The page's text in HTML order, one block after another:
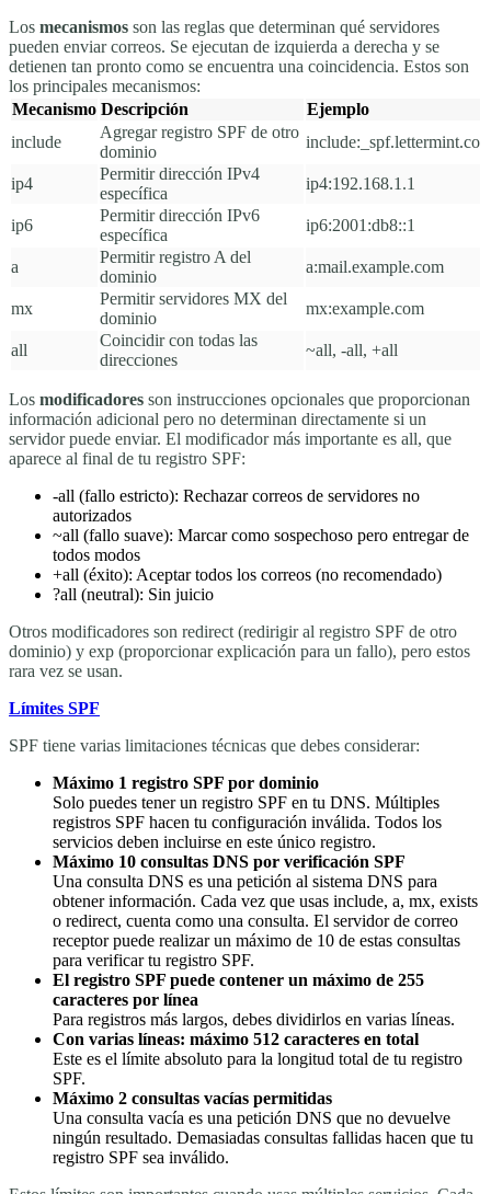
Los mecanismos son las reglas que determinan qué servidores
pueden enviar correos. Se ejecutan de izquierda a derecha y se
detienen tan pronto como se encuentra una coincidencia. Estos son
los principales mecanismos:
Mecanismo Descripción
Ejemplo
include
Agregar registro SPF de otro
dominio
include:_spf.lettermint.co
ip4
Permitir dirección IPv4
específica
ip4:192.168.1.1
ip6
Permitir dirección IPv6
específica
ip6:2001:db8::1
a
Permitir registro A del
dominio
a:mail.example.com
mx
Permitir servidores MX del
dominio
mx:example.com
all
Coincidir con todas las
direcciones
~all, -all, +all
Los modificadores son instrucciones opcionales que proporcionan
información adicional pero no determinan directamente si un
servidor puede enviar. El modificador más importante es all, que
aparece al final de tu registro SPF:
-all (fallo estricto): Rechazar correos de servidores no
autorizados
~all (fallo suave): Marcar como sospechoso pero entregar de
todos modos
+all (éxito): Aceptar todos los correos (no recomendado)
?all (neutral): Sin juicio
Otros modificadores son redirect (redirigir al registro SPF de otro
dominio) y exp (proporcionar explicación para un fallo), pero estos
rara vez se usan.
Límites SPF
SPF tiene varias limitaciones técnicas que debes considerar:
Máximo 1 registro SPF por dominio
Solo puedes tener un registro SPF en tu DNS. Múltiples
registros SPF hacen tu configuración inválida. Todos los
servicios deben incluirse en este único registro.
Máximo 10 consultas DNS por verificación SPF
Una consulta DNS es una petición al sistema DNS para
obtener información. Cada vez que usas include, a, mx, exists
o redirect, cuenta como una consulta. El servidor de correo
receptor puede realizar un máximo de 10 de estas consultas
para verificar tu registro SPF.
El registro SPF puede contener un máximo de 255
caracteres por línea
Para registros más largos, debes dividirlos en varias líneas.
Con varias líneas: máximo 512 caracteres en total
Este es el límite absoluto para la longitud total de tu registro
SPF.
Máximo 2 consultas vacías permitidas
Una consulta vacía es una petición DNS que no devuelve
ningún resultado. Demasiadas consultas fallidas hacen que tu
registro SPF sea inválido.